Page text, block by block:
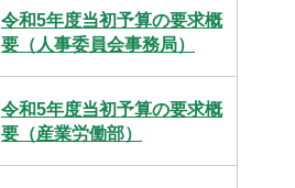
令和5年度当初予算の要求概
要（人事委員会事務局）
令和5年度当初予算の要求概
要（産業労働部）